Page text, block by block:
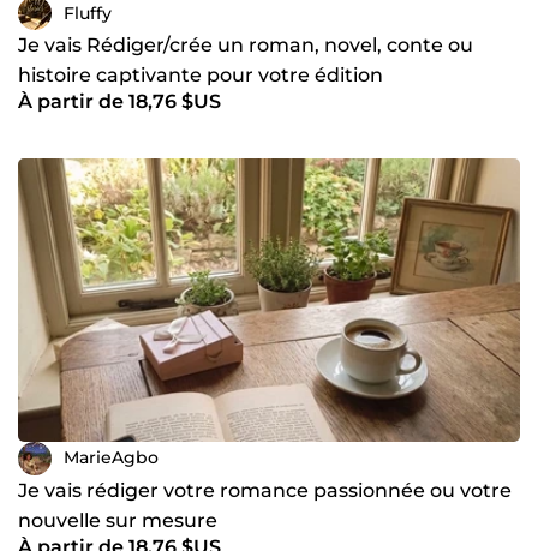
Fluffy
Je vais Rédiger/crée un roman, novel, conte ou
histoire captivante pour votre édition
À partir de 18,76 $US
MarieAgbo
Je vais rédiger votre romance passionnée ou votre
nouvelle sur mesure
À partir de 18,76 $US